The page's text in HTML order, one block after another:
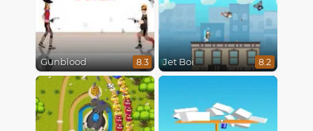
Gunblood 8.3 Jet Boi 8.2